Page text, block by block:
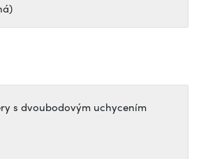
s dvoubodovým uchycením